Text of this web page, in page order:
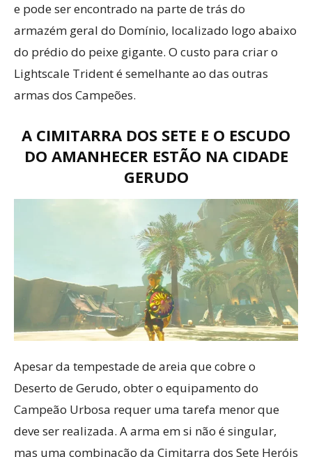
e pode ser encontrado na parte de trás do
armazém geral do Domínio, localizado logo abaixo
do prédio do peixe gigante. O custo para criar o
Lightscale Trident é semelhante ao das outras
armas dos Campeões.
A CIMITARRA DOS SETE E O ESCUDO
DO AMANHECER ESTÃO NA CIDADE
GERUDO
Apesar da tempestade de areia que cobre o
Deserto de Gerudo, obter o equipamento do
Campeão Urbosa requer uma tarefa menor que
deve ser realizada. A arma em si não é singular,
mas uma combinação da Cimitarra dos Sete Heróis